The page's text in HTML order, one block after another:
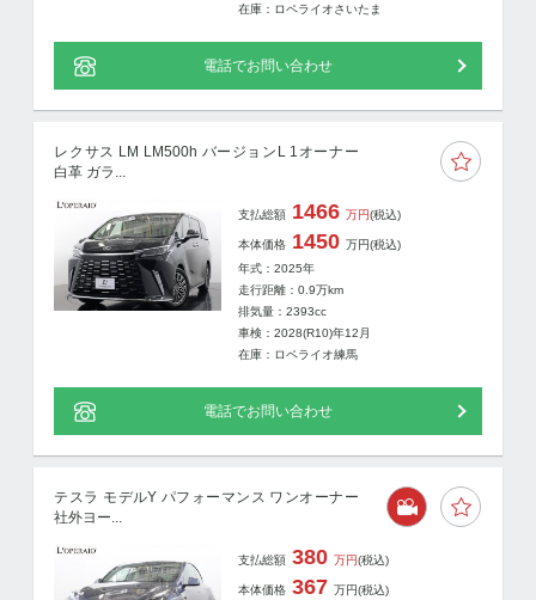
在庫：ロペライオさいたま
電話でお問い合わせ
レクサス LM LM500h バージョンL 1オーナー
白革 ガラ...
支払総額 1466 万円(税込)
本体価格 1450 万円(税込)
年式：2025年
走行距離：0.9万km
排気量：2393cc
車検：2028(R10)年12月
在庫：ロペライオ練馬
電話でお問い合わせ
テスラ モデルY パフォーマンス ワンオーナー
社外ヨー...
支払総額 380 万円(税込)
本体価格 367 万円(税込)